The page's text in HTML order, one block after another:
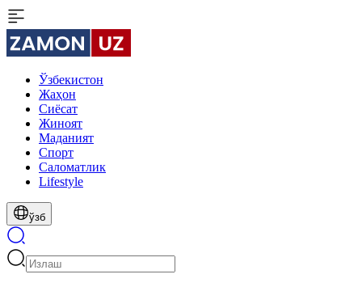
Ўзбекистон
Жаҳон
Сиёсат
Жиноят
Маданият
Спорт
Cаломатлик
Lifestyle
ўзб